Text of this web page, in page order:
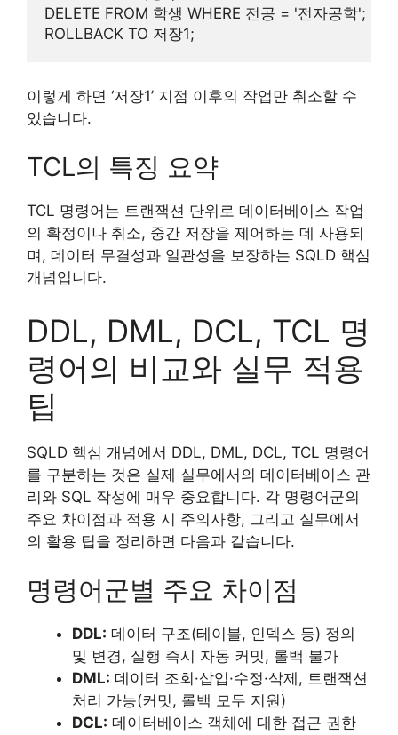
DELETE FROM 학생 WHERE 전공 = '전자공학';
이렇게 하면 ‘저장1’ 지점 이후의 작업만 취소할 수
있습니다.
TCL의 특징 요약
TCL 명령어는 트랜잭션 단위로 데이터베이스 작업
의 확정이나 취소, 중간 저장을 제어하는 데 사용되
며, 데이터 무결성과 일관성을 보장하는 SQLD 핵심
개념입니다.
DDL, DML, DCL, TCL 명
령어의 비교와 실무 적용
팁
SQLD 핵심 개념에서 DDL, DML, DCL, TCL 명령어
를 구분하는 것은 실제 실무에서의 데이터베이스 관
리와 SQL 작성에 매우 중요합니다. 각 명령어군의
주요 차이점과 적용 시 주의사항, 그리고 실무에서
의 활용 팁을 정리하면 다음과 같습니다.
명령어군별 주요 차이점
DDL: 데이터 구조(테이블, 인덱스 등) 정의
및 변경, 실행 즉시 자동 커밋, 롤백 불가
DML: 데이터 조회·삽입·수정·삭제, 트랜잭션
처리 가능(커밋, 롤백 모두 지원)
DCL: 데이터베이스 객체에 대한 접근 권한